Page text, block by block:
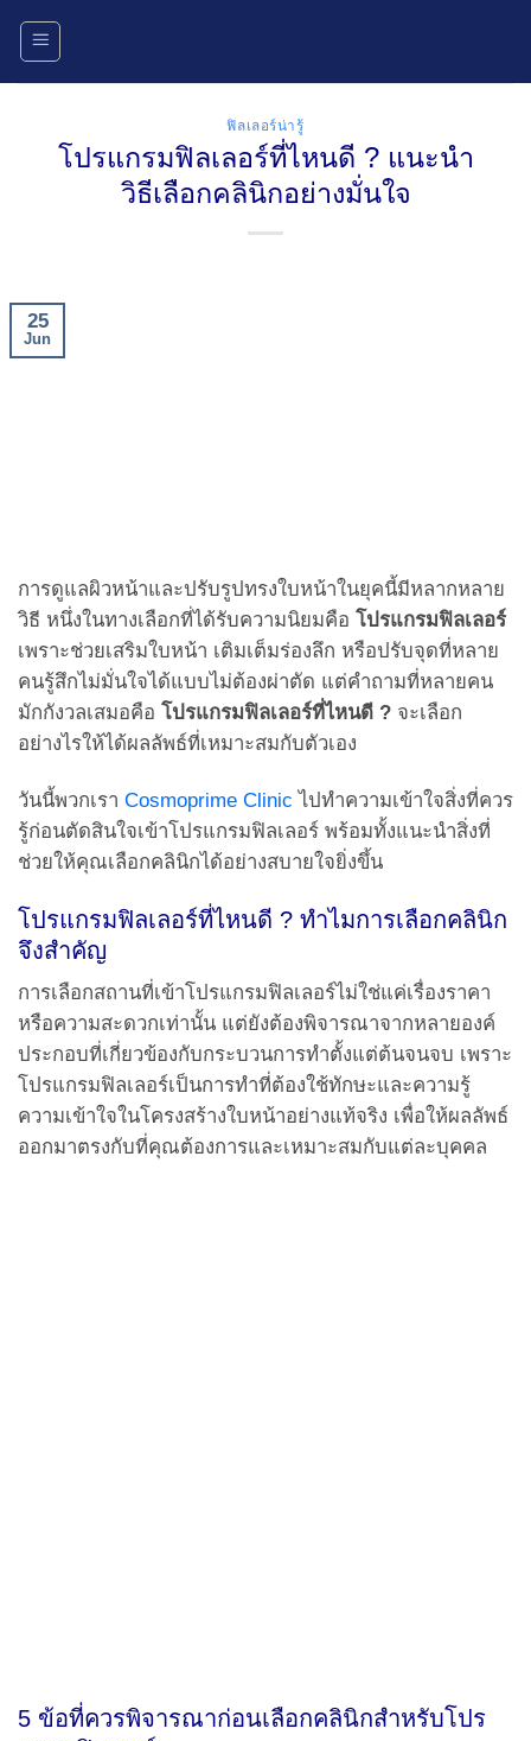
ฟิลเลอร์น่ารู้
โปรแกรมฟิลเลอร์ที่ไหนดี ? แนะนำ
วิธีเลือกคลินิกอย่างมั่นใจ
25
Jun
การดูแลผิวหน้าและปรับรูปทรงใบหน้าในยุคนี้มีหลากหลาย
วิธี หนึ่งในทางเลือกที่ได้รับความนิยมคือ โปรแกรมฟิลเลอร์
เพราะช่วยเสริมใบหน้า เติมเต็มร่องลึก หรือปรับจุดที่หลาย
คนรู้สึกไม่มั่นใจได้แบบไม่ต้องผ่าตัด แต่คำถามที่หลายคน
มักกังวลเสมอคือ โปรแกรมฟิลเลอร์ที่ไหนดี ? จะเลือก
อย่างไรให้ได้ผลลัพธ์ที่เหมาะสมกับตัวเอง
วันนี้พวกเรา Cosmoprime Clinic ไปทำความเข้าใจสิ่งที่ควร
รู้ก่อนตัดสินใจเข้าโปรแกรมฟิลเลอร์ พร้อมทั้งแนะนำสิ่งที่
ช่วยให้คุณเลือกคลินิกได้อย่างสบายใจยิ่งขึ้น
โปรแกรมฟิลเลอร์ที่ไหนดี ? ทำไมการเลือกคลินิก
จึงสำคัญ
การเลือกสถานที่เข้าโปรแกรมฟิลเลอร์ไม่ใช่แค่เรื่องราคา
หรือความสะดวกเท่านั้น แต่ยังต้องพิจารณาจากหลายองค์
ประกอบที่เกี่ยวข้องกับกระบวนการทำตั้งแต่ต้นจนจบ เพราะ
โปรแกรมฟิลเลอร์เป็นการทำที่ต้องใช้ทักษะและความรู้
ความเข้าใจในโครงสร้างใบหน้าอย่างแท้จริง เพื่อให้ผลลัพธ์
ออกมาตรงกับที่คุณต้องการและเหมาะสมกับแต่ละบุคคล
5 ข้อที่ควรพิจารณาก่อนเลือกคลินิกสำหรับโปร